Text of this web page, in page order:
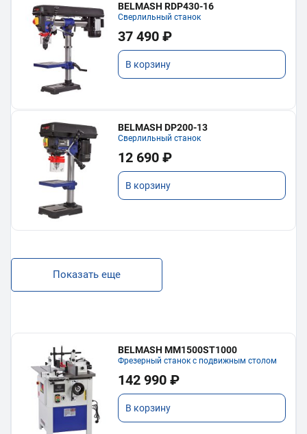
BELMASH RDP430-16
Сверлильный станок
37 490 ₽
В корзину
BELMASH DP200-13
Сверлильный станок
12 690 ₽
В корзину
Показать еще
BELMASH MM1500ST1000
Фрезерный станок с подвижным столом
142 990 ₽
В корзину